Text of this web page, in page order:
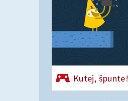
Kutej, špunte!